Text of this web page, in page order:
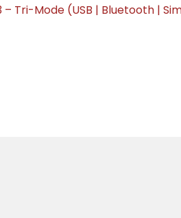
– Tri-Mode (USB | Bluetooth |